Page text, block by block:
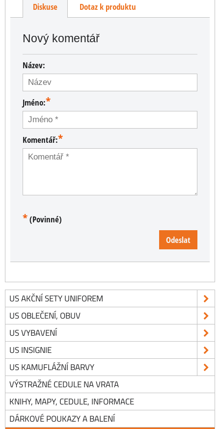
Diskuse Dotaz k produktu
Nový komentář
Název:
Jméno:*
Komentář:*
*(Povinné)
Odeslat
US AKČNÍ SETY UNIFOREM
US OBLEČENÍ, OBUV
US VYBAVENÍ
US INSIGNIE
US KAMUFLÁŽNÍ BARVY
VÝSTRAŽNÉ CEDULE NA VRATA
KNIHY, MAPY, CEDULE, INFORMACE
DÁRKOVÉ POUKAZY A BALENÍ